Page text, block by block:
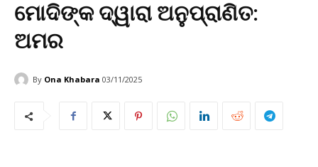
ମୋଦିଙ୍କ ଦ୍ୱାରା ଅନୁପ୍ରାଣିତ:
ଅମର
By Ona Khabara 03/11/2025